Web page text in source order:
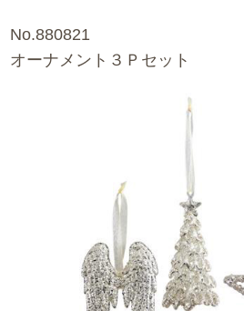
No.880821
オーナメント３Ｐセット